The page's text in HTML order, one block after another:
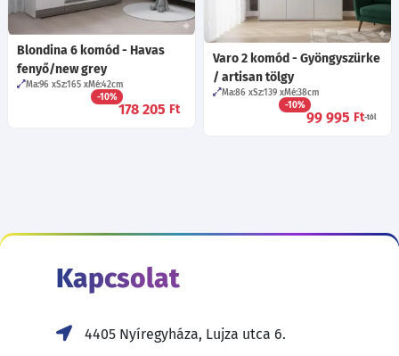
Blondina 6 komód - Havas
fenyő/new grey
Ma:96 Sz:165 Mé:42cm
-10%
178 205 Ft
Varo 2 komód - Gyöngyszürke
/ artisan tölgy
Ma:86 Sz:139 Mé:38cm
-10%
99 995 Ft-tól
Kapcsolat
4405 Nyíregyháza, Lujza utca 6.